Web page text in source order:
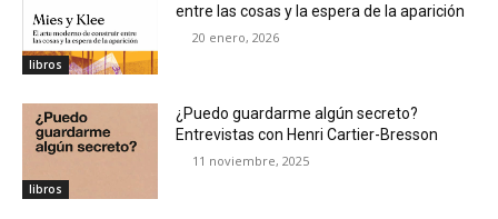
libros
entre las cosas y la espera de la aparición
20 enero, 2026
libros
¿Puedo guardarme algún secreto?
Entrevistas con Henri Cartier-Bresson
11 noviembre, 2025